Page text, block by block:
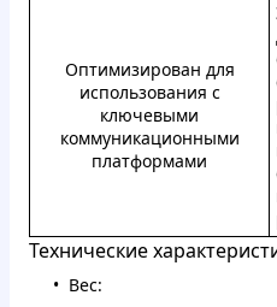
Оптимизирован для
использования с
ключевыми
коммуникационными
платформами
Технические
Вес: